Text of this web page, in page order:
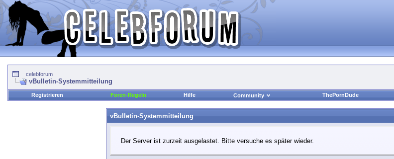
celebforum
vBulletin-Systemmitteilung
Registrieren
Foren-Regeln Hilfe Community ThePornDude
vBulletin-Systemmitteilung
Der Server ist zurzeit ausgelastet. Bitte versuche es später wieder.